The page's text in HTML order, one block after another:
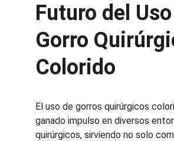
Futuro del
Gorro
Colorido
El uso de gorros quirúrgicos
ganado impulso en diversos
quirúrgicos, sirviendo no solo